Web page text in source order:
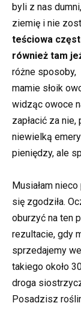
byli z nas
ziemię i nie
teściowa
również tam
różne sposoby,
mamie słoik
widząc owoce
zapłacić za nie,
niewielką
pieniędzy, ale
Musiałam
się zgodziła.
oburzyć na ten
rezultacie, gdy
sprzedajemy
takiego około
droga
Posadzisz